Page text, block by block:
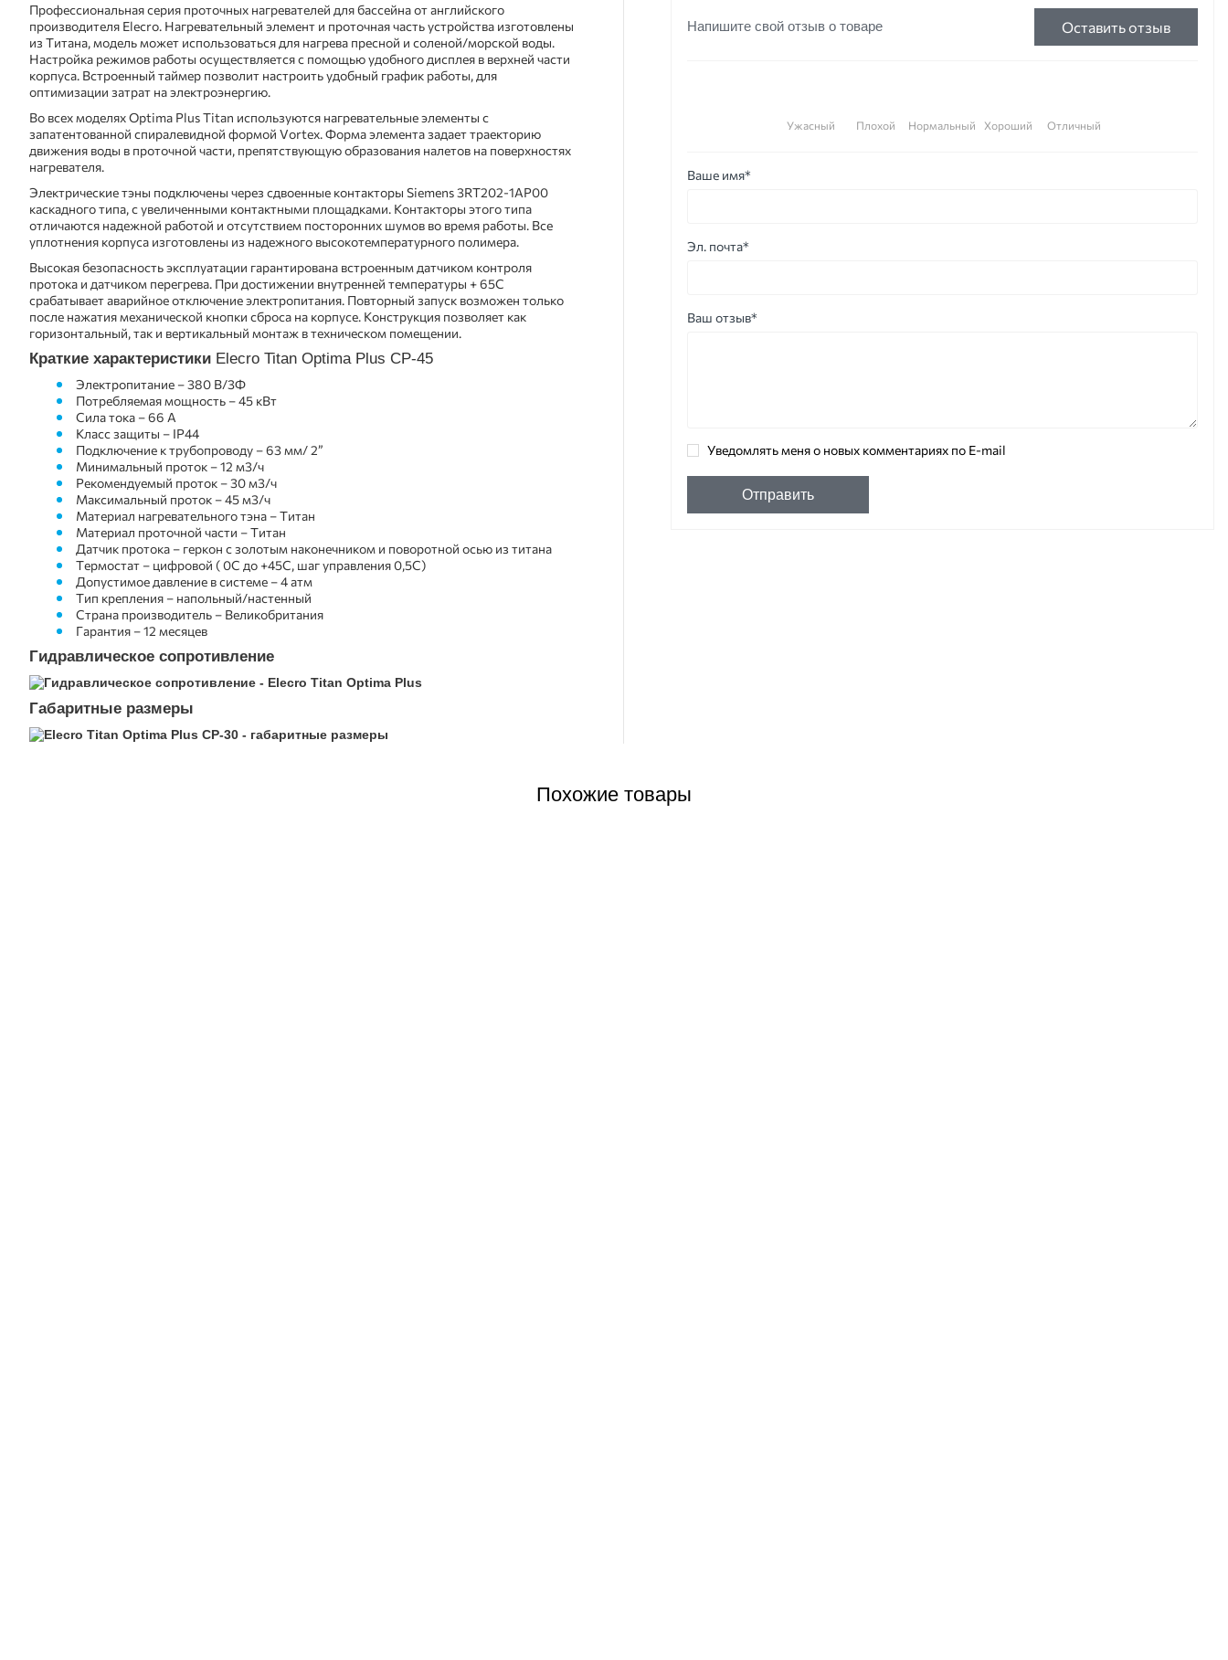
Профессиональная серия проточных нагревателей для бассейна от английского
производителя Elecro. Нагревательный элемент и проточная часть устройства изготовлены
из Титана, модель может использоваться для нагрева пресной и соленой/морской воды.
Настройка режимов работы осуществляется с помощью удобного дисплея в верхней части
корпуса. Встроенный таймер позволит настроить удобный график работы, для
оптимизации затрат на электроэнергию.
Во всех моделях Optima Plus Titan используются нагревательные элементы с
запатентованной спиралевидной формой Vortex. Форма элемента задает траекторию
движения воды в проточной части, препятствующую образования налетов на поверхностях
нагревателя.
Электрические тэны подключены через сдвоенные контакторы Siemens 3RT202-1AP00
каскадного типа, с увеличенными контактными площадками. Контакторы этого типа
отличаются надежной работой и отсутствием посторонних шумов во время работы. Все
уплотнения корпуса изготовлены из надежного высокотемпературного полимера.
Высокая безопасность эксплуатации гарантирована встроенным датчиком контроля
протока и датчиком перегрева. При достижении внутренней температуры + 65С
срабатывает аварийное отключение электропитания. Повторный запуск возможен только
после нажатия механической кнопки сброса на корпусе. Конструкция позволяет как
горизонтальный, так и вертикальный монтаж в техническом помещении.
Краткие характеристики Elecro Titan Optima Plus СP-45
Электропитание – 380 В/3Ф
Потребляемая мощность – 45 кВт
Сила тока – 66 А
Класс защиты – IP44
Подключение к трубопроводу – 63 мм/ 2”
Минимальный проток – 12 м3/ч
Рекомендуемый проток – 30 м3/ч
Максимальный проток – 45 м3/ч
Материал нагревательного тэна – Титан
Материал проточной части – Титан
Датчик протока – геркон с золотым наконечником и поворотной осью из титана
Термостат – цифровой ( 0С до +45С, шаг управления 0,5С)
Допустимое давление в системе – 4 атм
Тип крепления – напольный/настенный
Страна производитель – Великобритания
Гарантия – 12 месяцев
Гидравлическое сопротивление
Габаритные размеры
Напишите свой отзыв о товаре Оставить отзыв
Отличный
Хороший
Нормальный
Плохой
Ужасный
Ваше имя*
Эл. почта*
Ваш отзыв*
Уведомлять меня о новых комментариях по E-mail
Отправить
Похожие товары